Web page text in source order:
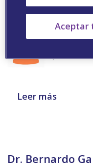
Dr. Juan Carlos
Leer más
Dr. Bernardo
Aceptar